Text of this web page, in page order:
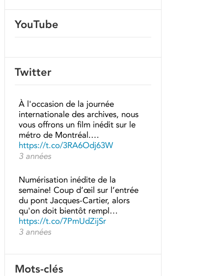
YouTube
Twitter
À l'occasion de la journée
internationale des archives, nous
vous offrons un film inédit sur le
métro de Montréal.…
https://t.co/3RA6Odj63W
3 années
Numérisation inédite de la
semaine! Coup d’œil sur l’entrée
du pont Jacques-Cartier, alors
qu'on doit bientôt rempl…
https://t.co/7PmUdZijSr
3 années
Mots-clés